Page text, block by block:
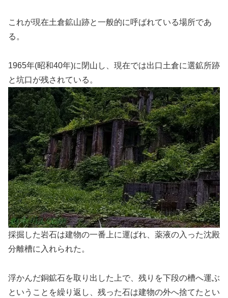
これが現在土倉鉱山跡と一般的に呼ばれている場所であ
る。
1965年(昭和40年)に閉山し、現在では出口土倉に選鉱所跡
と坑口が残されている。
採掘した岩石は建物の一番上に運ばれ、薬液の入った沈殿
分離槽に入れられた。
浮かんだ銅鉱石を取り出した上で、残りを下段の槽へ運ぶ
ということを繰り返し、残った石は建物の外へ捨てたとい